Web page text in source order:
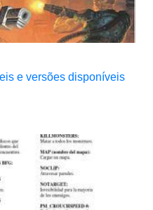
e versões disponíveis